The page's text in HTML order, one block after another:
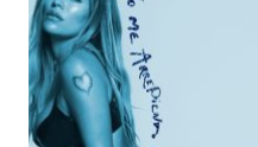
Cultura
Attualità
Costume